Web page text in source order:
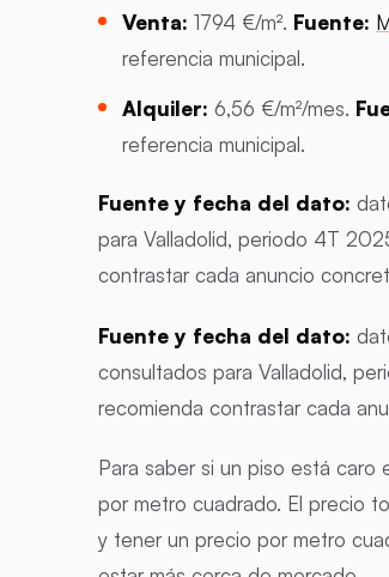
Venta: 1794 €/m². Fuente:
referencia municipal.
Alquiler: 6,56 €/m²/mes.
referencia municipal.
Fuente y fecha del dato:
para Valladolid, periodo 4T
contrastar cada anuncio
Fuente y fecha del dato:
consultados para Valladolid,
recomienda contrastar cada
Para saber si un piso está caro
por metro cuadrado. El precio
y tener un precio por metro